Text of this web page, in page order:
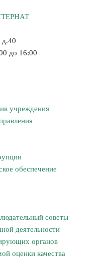
д.40
до 16:00
учреждения
обеспечение
советы
деятельности
органов
оценки качества